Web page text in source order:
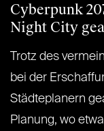
Cyberpunk
Night City
Trotz des
bei der
Städteplanern
Planung, wo